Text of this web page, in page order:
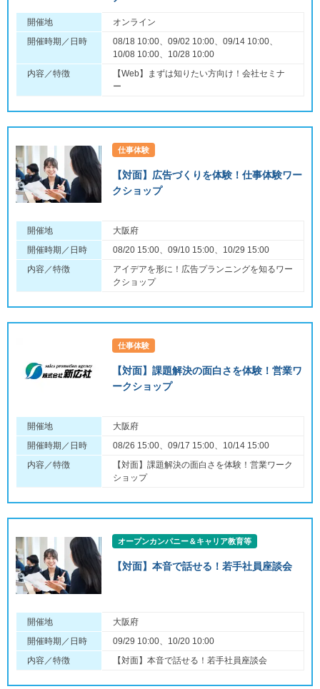
開催地
オンライン
開催時期／日時
08/18 10:00、09/02 10:00、09/14 10:00、
10/08 10:00、10/28 10:00
内容／特徴
【Web】まずは知りたい方向け！会社セミナ
ー
仕事体験
【対面】広告づくりを体験！仕事体験ワー
クショップ
開催地
大阪府
開催時期／日時
08/20 15:00、09/10 15:00、10/29 15:00
内容／特徴
アイデアを形に！広告プランニングを知るワー
クショップ
仕事体験
【対面】課題解決の面白さを体験！営業ワ
ークショップ
開催地
大阪府
開催時期／日時
08/26 15:00、09/17 15:00、10/14 15:00
内容／特徴
【対面】課題解決の面白さを体験！営業ワーク
ショップ
オープンカンパニー＆キャリア教育等
【対面】本音で話せる！若手社員座談会
開催地
大阪府
開催時期／日時
09/29 10:00、10/20 10:00
内容／特徴
【対面】本音で話せる！若手社員座談会